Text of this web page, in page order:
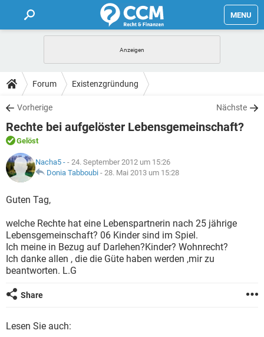
MENU
FORUM
TIPPS
LEXIKON
Forum Existenzgründung
Vorherige Nächste
Rechte bei aufgelöster Lebensgemeinschaft?
Gelöst
Nacha5 - - 24. September 2012 um 15:26
Donia Tabboubi - 28. Mai 2013 um 15:28
Guten Tag,
welche Rechte hat eine Lebenspartnerin nach 25 jährige
Lebensgemeinschaft? 06 Kinder sind im Spiel.
Ich meine in Bezug auf Darlehen?Kinder? Wohnrecht?
Ich danke allen , die die Güte haben werden ,mir zu
beantworten. L.G
Share
Lesen Sie auch: